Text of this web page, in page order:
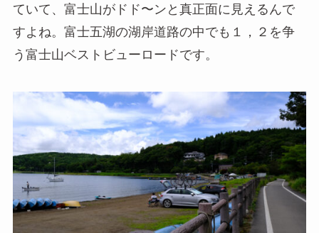
ていて、富士山がドド〜ンと真正面に見えるんで
すよね。富士五湖の湖岸道路の中でも１，２を争
う富士山ベストビューロードです。